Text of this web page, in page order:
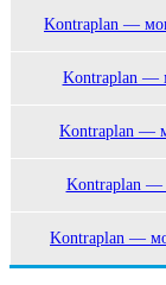
Kontraplan —
Kontraplan —
Kontraplan —
Kontraplan —
Kontraplan —